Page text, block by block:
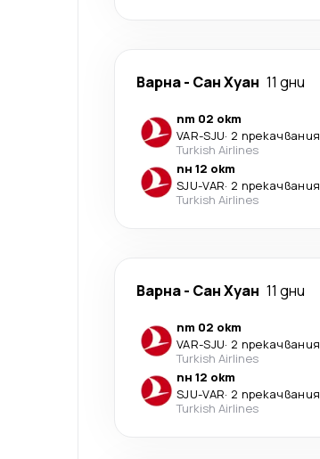
Варна- Сан Хуан 11 дни
пт 02 окт
VAR-SJU· 2 прекачвания
Turkish Airlines
пн 12 окт
SJU-VAR· 2 прекачвания
Turkish Airlines
Варна- Сан Хуан 11 дни
пт 02 окт
VAR-SJU· 2 прекачвания
Turkish Airlines
пн 12 окт
SJU-VAR· 2 прекачвания
Turkish Airlines